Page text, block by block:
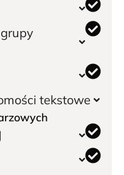
tekstowe